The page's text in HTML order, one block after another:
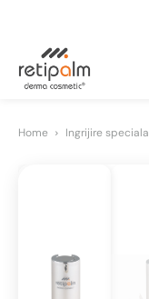
Home Ingrijire speciala